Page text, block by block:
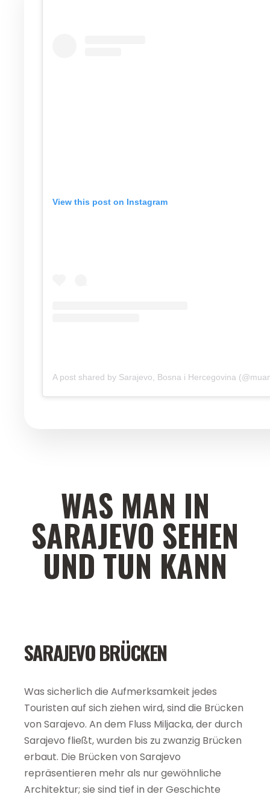
View this post on Instagram
A post shared by Sarajevo, Bosna i Hercegovina
WAS MAN IN
SARAJEVO SEHEN
UND TUN KANN
SARAJEVO BRÜCKEN
Was sicherlich die Aufmerksamkeit jedes
Touristen auf sich ziehen wird, sind die Brücken
von Sarajevo. An dem Fluss Miljacka, der durch
Sarajevo fließt, wurden bis zu zwanzig Brücken
erbaut. Die Brücken von Sarajevo
repräsentieren mehr als nur gewöhnliche
Architektur; sie sind tief in der Geschichte